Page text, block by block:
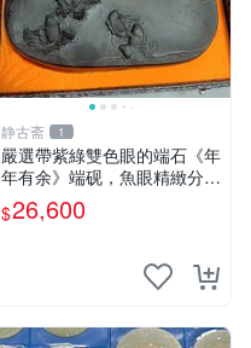
静古斋 1
嚴選帶紫綠雙色眼的端石《年
年有余》端砚，魚眼精緻分
明，名家工藝展現大气風華
號石 端石砚
$26,600